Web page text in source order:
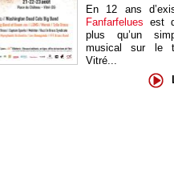
En 12 ans
Fanfarfelues est
plus qu’un
musical sur le
Vitré...